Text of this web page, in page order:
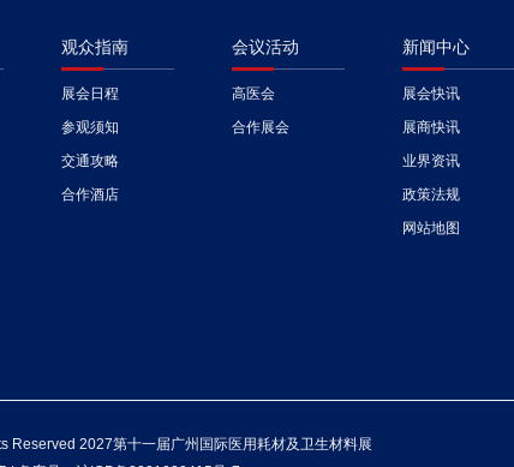
观众指南
展会日程
参观须知
交通攻略
合作酒店
会议活动
高医会
合作展会
新闻中心
展会快讯
展商快讯
业界资讯
政策法规
网站地图
Reserved 2027第十一届广州国际医用耗材及卫生材料展